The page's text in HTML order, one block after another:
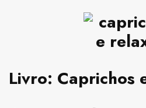
Livro: Caprichos